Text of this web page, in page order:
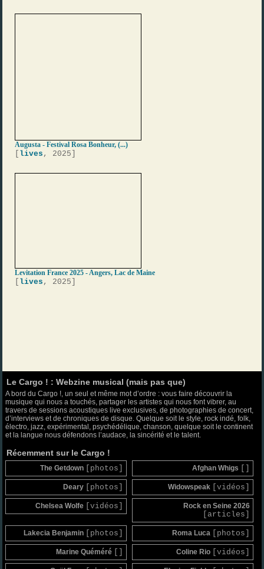
Augusta - Festival Rosa Bonheur, (...)
lives , 2025]
Levitation France 2025 - Angers, Lac de Maine
lives , 2025]
Le Cargo ! : Webzine musical (mais pas que)
A bord du Cargo !, un seul et même mot d’ordre : vous faire découvrir la
musique qui nous a touchés, partager les artistes qui nous font vibrer, au
travers de sessions acoustiques live exclusives, de photographies de concert,
d’interviews et de chroniques de disque. Quelque soit le style, rock indé, folk,
électro, jazz, expérimental, psychédélique, chanson, quelque soit le continent
et la langue nous défendons l’audace, la sincérité et le talent.
Récemment sur le Cargo !
The Getdown [photos] Afghan Whigs
Deary [photos] Widowspeak [vidéos]
Chelsea Wolfe [vidéos] Rock en Seine 2026
[articles]
Lakecia Benjamin [photos] Roma Luca [photos]
Marine Quéméré Coline Rio [vidéos]